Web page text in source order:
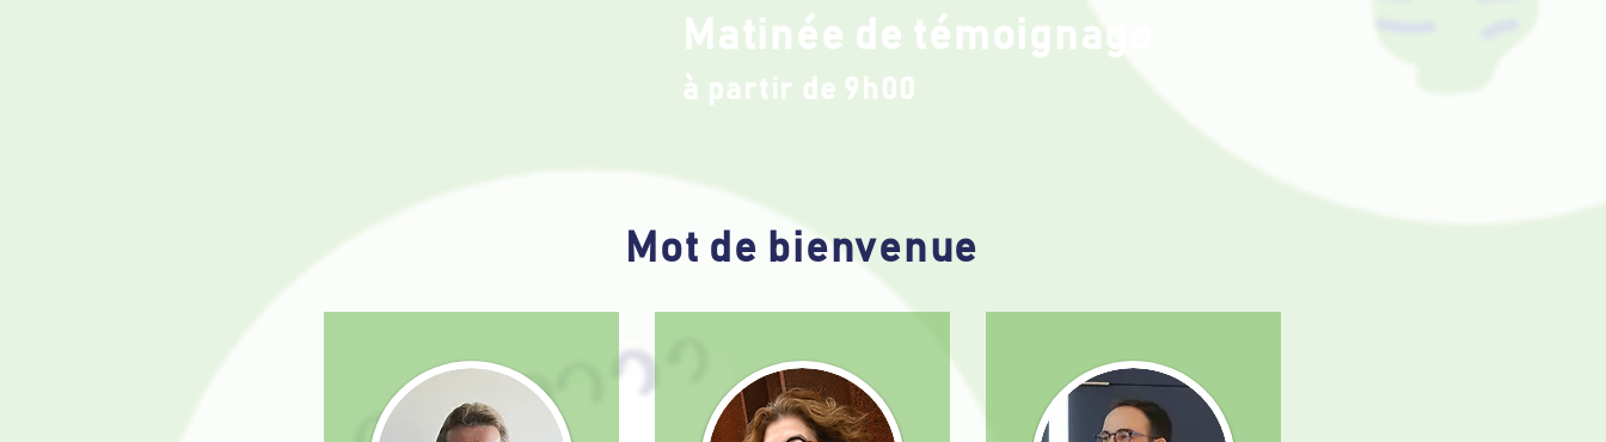
Matinée de témoignage
à partir de 9h00
Mot de bienvenue